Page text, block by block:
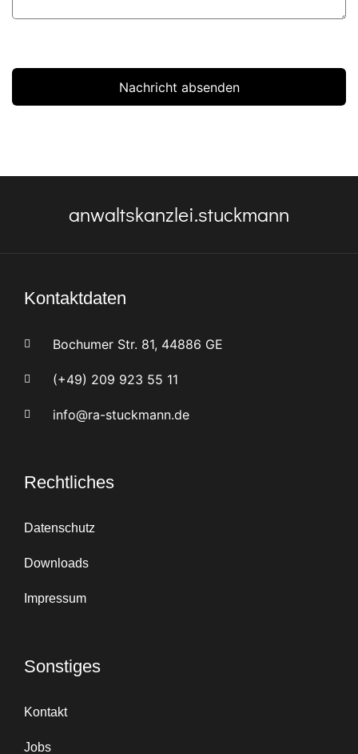
Nachricht absenden
anwaltskanzlei.stuckmann
Kontaktdaten
Bochumer Str. 81, 44886 GE
(+49) 209 923 55 11
info@ra-stuckmann.de
Rechtliches
Datenschutz
Downloads
Impressum
Sonstiges
Kontakt
Jobs